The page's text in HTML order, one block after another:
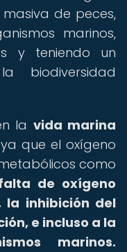
de peces,
marinos,
y teniendo un
biodiversidad
la vida marina
que el oxígeno
como
de oxígeno
la inhibición del
e incluso a la
marinos.